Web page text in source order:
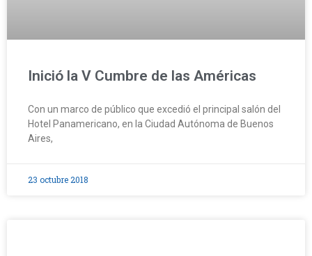
Inició la V Cumbre de las Américas
Con un marco de público que excedió el principal salón del
Hotel Panamericano, en la Ciudad Autónoma de Buenos
Aires,
23 octubre 2018